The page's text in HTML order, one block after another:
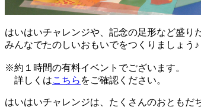
はいはいチャレンジや、記念の足形など盛り
みんなでたのしいおもいでをつくりましょう♪
※約１時間の有料イベントでございます。
詳しくはこちら をご確認ください。
はいはいチャレンジは、たくさんのおともだ